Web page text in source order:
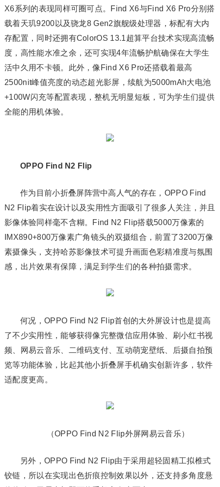
X6系列的表现同样可圈可点。Find X6与Find X6 Pro分别搭
载着天玑9200以及骁龙8 Gen2旗舰级处理器，标配有大内
存配置，同时还拥有ColorOS 13.1超算平台技术实现高流畅
度，高性能水准之余，还可实现4年流畅护航确保在大学生
活中久用不卡顿。此外，像Find X6 Pro还搭载着最高
2500nit峰值亮度的动态超光影屏，续航为5000mAh大电池
+100W闪充等配置表现，整机无明显短板，可为学生们提供
全能的用机体验。
OPPO Find N2 Flip
作为目前小折叠屏阵营中高人气的存在，OPPO Find
N2 Flip着实在设计以及实用性方面吸引了很多人关注，并且
影像体验同样毫不含糊。Find N2 Flip搭载5000万像素的
IMX890+800万像素广角镜头的双摄组合，前置了3200万像
素摄像头，支持哈苏影像技术可提升画面色彩精准度与氛围
感，出片效果有保障，满足到学生们的各种拍摄需求。
何况，OPPO Find N2 Flip首创的大外屏设计也是提高
了不少实用性，能够获得像完整微信应用体验、刷小红书视
频、网易云音乐、二维码支付、互动萌宠壁纸、后摄自拍预
览等功能体验，比起其他小折叠屏手机确实创新许多，软件
适配度更高。
（OPPO Find N2 Flip外屏网易云音乐）
另外，OPPO Find N2 Flip由于采用超轻固精工拟椎式
铰链，所以在实现出色折痕控制效果以外，还支持多角度悬